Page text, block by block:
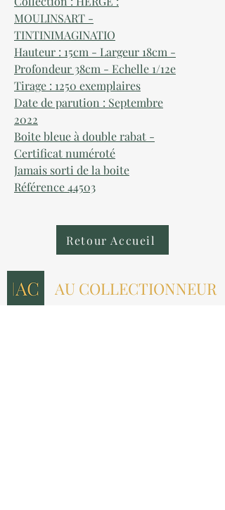
MOULINSART -
TINTINIMAGINATIO
Hauteur : 15cm - Largeur 18cm -
Profondeur 38cm - Echelle 1/12e
Tirage : 1250 exemplaires
Date de parution : Septembre
2022
Boite bleue à double rabat -
Certificat numéroté
Jamais sorti de la boite
Référence44503
Retour Accueil
AU COLLECTIONNEUR